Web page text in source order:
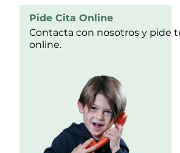
Pide Cita Online
Contacta con nosotros y pide
online.